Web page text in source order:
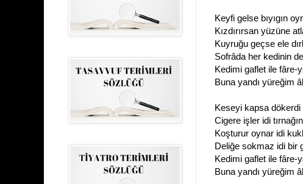
Keyfi gelse bıyıgın
Kızdırırsan yüzüne
Kuyruğu geçse ele
Sofrâda her kedinin
Kedimi gaflet ile fâre-
Buna yandı yüreğim
Keseyi kapsa
Cigere işler idi
Koşturur oynar idi
Deliğe sokmaz idi bir
Kedimi gaflet ile fâre-
Buna yandı yüreğim